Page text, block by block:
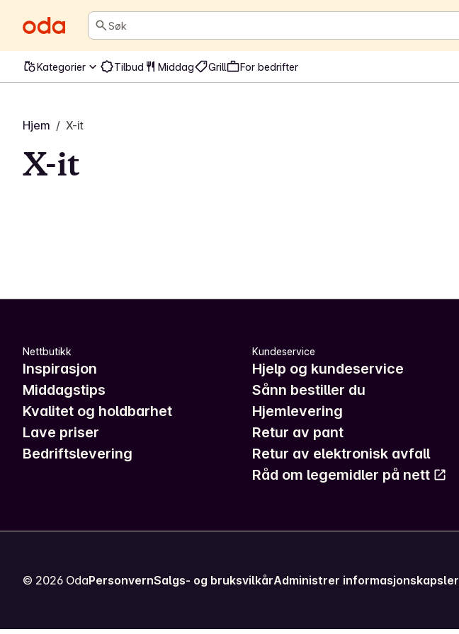
Søk
Kategorier Tilbud Middag Grill For bedrifter
Hjem / X-it
X-it
Nettbutikk
Inspirasjon
Middagstips
Kvalitet og holdbarhet
Lave priser
Bedriftslevering
Kundeservice
Hjelp og kundeservice
Sånn bestiller du
Hjemlevering
Retur av pant
Retur av elektronisk avfall
Råd om legemidler på nett
© 2026 OdaPersonvernSalgs- og bruksvilkårAdministrer informasjonskapsler